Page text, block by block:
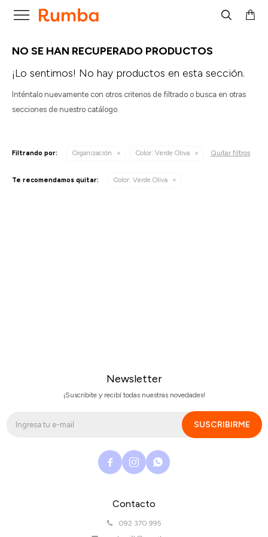

NO SE HAN RECUPERADO PRODUCTOS
¡Lo sentimos! No hay productos en esta sección.
Inténtalo nuevamente con otros criterios de filtrado o busca en otras
secciones de nuestro catálogo.
Filtrando por: Organización Color: Verde Oliva Quitar filtros
Te recomendamos quitar: Color: Verde Oliva
Contacto
092 370 995
Newsletter
¡Suscribite y recibí todas nuestras novedades!
SUSCRIBIRME
  